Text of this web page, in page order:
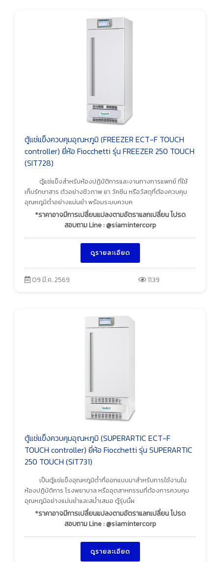
ตู้แช่แข็งควบคุมอุณหภูมิ (FREEZER ECT-F TOUCH
controller) ยี่ห้อ Fiocchetti รุ่น FREEZER 250 TOUCH
(SIT728)
ตู้แช่แข็งสำหรับห้องปฏิบัติการและงานทางการแพทย์ ที่ใช้
เก็บรักษาสาร ตัวอย่างชีวภาพ ยา วัคซีน หรือวัสดุที่ต้องควบคุม
อุณหภูมิต่ำอย่างแม่นยำ พร้อมระบบควบค
*ราคาอาจมีการเปลี่ยนแปลงตามอัตราแลกเปลี่ยน โปรด
สอบถาม Line : @siamintercorp
ดูรายละเอียด
09 มี.ค. 2569 1139
ตู้แช่แข็งควบคุมอุณหภูมิ (SUPERARTIC ECT-F
TOUCH controller) ยี่ห้อ Fiocchetti รุ่น SUPERARTIC
250 TOUCH (SIT731)
เป็นตู้แช่แข็งอุณหภูมิต่ำที่ออกแบบมาสำหรับการใช้งานใน
ห้องปฏิบัติการ โรงพยาบาล หรืออุตสาหกรรมที่ต้องการควบคุม
อุณหภูมิอย่างแม่นยำและสม่ำเสมอ ตู้รุ่นนี้ผ
*ราคาอาจมีการเปลี่ยนแปลงตามอัตราแลกเปลี่ยน โปรด
สอบถาม Line : @siamintercorp
ดูรายละเอียด